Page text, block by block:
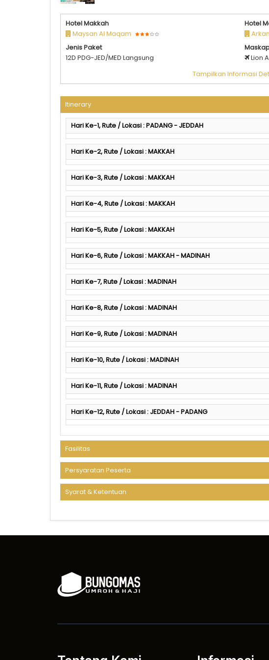
NEW
Hotel Makkah
Maysan Al Maqam
Hotel
Jenis Paket
12D PDG-JED/MED Langsung
Lion
Tampilkan Informasi
Itinerary
Hari Ke-1, Rute / Lokasi : PADANG - JEDDAH
Hari Ke-2, Rute / Lokasi : MAKKAH
Hari Ke-3, Rute / Lokasi : MAKKAH
Hari Ke-4, Rute / Lokasi : MAKKAH
Hari Ke-5, Rute / Lokasi : MAKKAH
Hari Ke-6, Rute / Lokasi : MAKKAH - MADINAH
Hari Ke-7, Rute / Lokasi : MADINAH
Hari Ke-8, Rute / Lokasi : MADINAH
Hari Ke-9, Rute / Lokasi : MADINAH
Hari Ke-10, Rute / Lokasi : MADINAH
Hari Ke-11, Rute / Lokasi : MADINAH
Hari Ke-12, Rute / Lokasi : JEDDAH - PADANG
Fasilitas
Persyaratan Peserta
Syarat & Ketentuan